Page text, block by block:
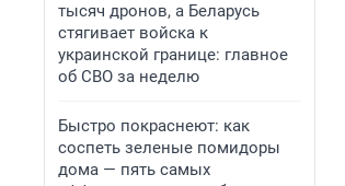
тысяч дронов, а Беларусь
стягивает войска к
украинской границе: главное
об СВО за неделю
Быстро покраснеют: как
соспеть зеленые помидоры
дома — пять самых